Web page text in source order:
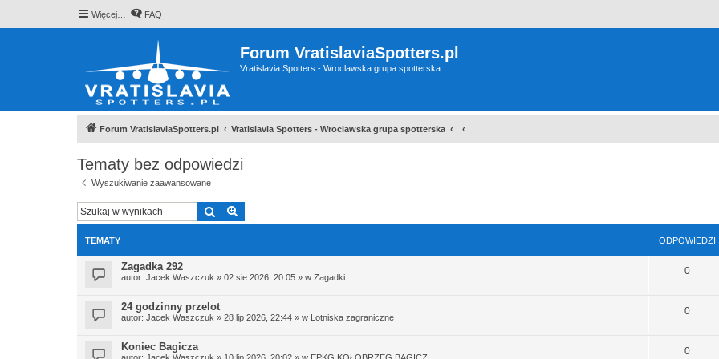
Więcej… FAQ
Forum VratislaviaSpotters.pl
Vratislavia Spotters - Wroclawska grupa spotterska
Forum VratislaviaSpotters.pl Vratislavia Spotters - Wroclawska grupa spotterska
Tematy bez odpowiedzi
Wyszukiwanie zaawansowane
Szukaj
TEMATY ODPOWIEDZI
Zagadka 292
autor: Jacek Waszczuk » 02 sie 2026, 20:05 » w Zagadki
0
24 godzinny przelot
autor: Jacek Waszczuk » 28 lip 2026, 22:44 » w Lotniska zagraniczne
0
Koniec Bagicza
autor: Jacek Waszczuk » 10 lip 2026, 20:02 » w EPKG KOŁOBRZEG BAGICZ
0